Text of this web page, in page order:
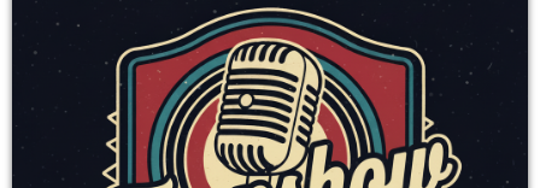
TEAM
PROGRAMMA’S
PROMOTE